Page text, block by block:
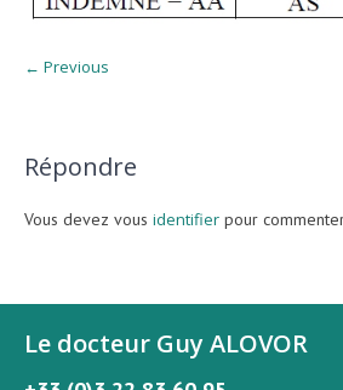
← Previous
Répondre
Vous devez vous identifier pour
Le docteur Guy ALOVOR